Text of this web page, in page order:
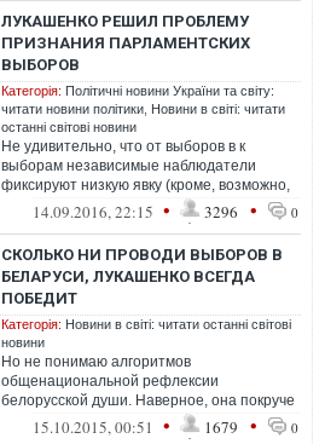
ЛУКАШЕНКО РЕШИЛ ПРОБЛЕМУ
ПРИЗНАНИЯ ПАРЛАМЕНТСКИХ
ВЫБОРОВ
Категорія: Політичні новини України та світу:
читати новини політики Новини в світі: читати
останні світові новини
Не удивительно, что от выборов в к
выборам независимые наблюдатели
фиксируют низкую явку (кроме, возможно,
президентских выборов). Люди понимают,
14.09.2016, 22:15 • 3296 • 0
СКОЛЬКО НИ ПРОВОДИ ВЫБОРОВ В
БЕЛАРУСИ, ЛУКАШЕНКО ВСЕГДА
ПОБЕДИТ
Категорія: Новини в світі: читати останні світові
новини
Но не понимаю алгоритмов
общенациональной рефлексии
белорусской души. Наверное, она покруче
и позагадочней русской будет: мятежная в
мыслях и смиренна...
15.10.2015, 00:51 • 1679 • 0